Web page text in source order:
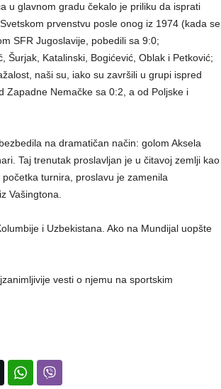
u glavnom gradu čekalo je priliku da isprati
prvenstvu posle onog iz 1974 (kada se
SFR Jugoslavije, pobedili sa 9:0;
Šurjak, Katalinski, Bogićević, Oblak i Petković;
naši su, iako su završili u grupi ispred
Zapadne Nemačke sa 0:2, a od Poljske i
na dramatičan način: golom Aksela
Taj trenutak proslavljan je u čitavoj zemlji kao
turnira, proslavu je zamenila
Vašingtona.
i Uzbekistana. Ako na Mundijal uopšte
vesti o njemu na sportskim